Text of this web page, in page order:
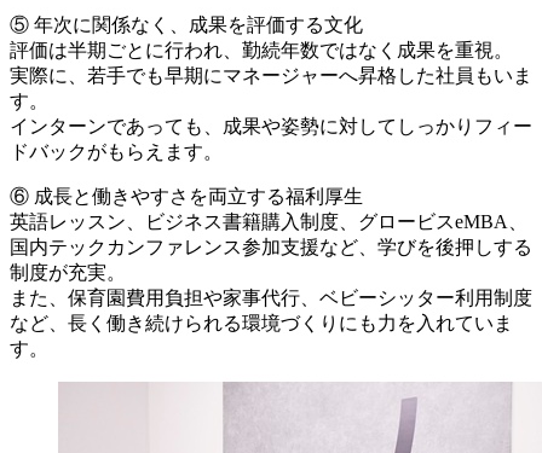
⑤ 年次に関係なく、成果を評価する文化
評価は半期ごとに行われ、勤続年数ではなく成果を重視。
実際に、若手でも早期にマネージャーへ昇格した社員もいま
す。
インターンであっても、成果や姿勢に対してしっかりフィー
ドバックがもらえます。
⑥ 成長と働きやすさを両立する福利厚生
英語レッスン、ビジネス書籍購入制度、グロービスeMBA、
国内テックカンファレンス参加支援など、学びを後押しする
制度が充実。
また、保育園費用負担や家事代行、ベビーシッター利用制度
など、長く働き続けられる環境づくりにも力を入れていま
す。